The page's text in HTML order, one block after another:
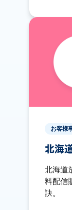
お客様
北海
北海道
料配信
訣。